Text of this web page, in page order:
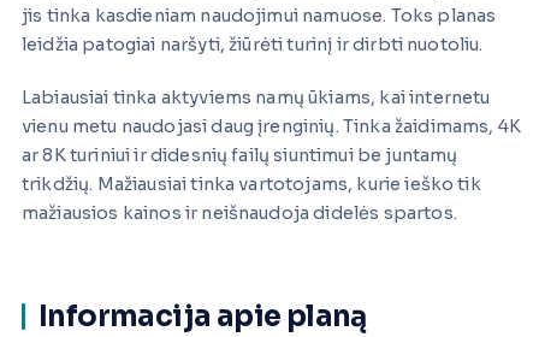
jis tinka kasdieniam naudojimui namuose. Toks planas
leidžia patogiai naršyti, žiūrėti turinį ir dirbti nuotoliu.
Labiausiai tinka aktyviems namų ūkiams, kai internetu
vienu metu naudojasi daug įrenginių. Tinka žaidimams, 4K
ar 8K turiniui ir didesnių failų siuntimui be juntamų
trikdžių. Mažiausiai tinka vartotojams, kurie ieško tik
mažiausios kainos ir neišnaudoja didelės spartos.
Informacija apie planą